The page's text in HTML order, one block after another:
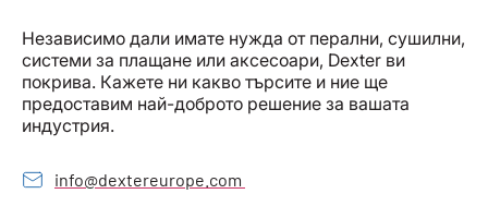
Независимо дали имате нужда от перални, сушилни,
системи за плащане или аксесоари, Dexter ви
покрива. Кажете ни какво търсите и ние ще
предоставим най-доброто решение за вашата
индустрия.
info@dextereurope.com